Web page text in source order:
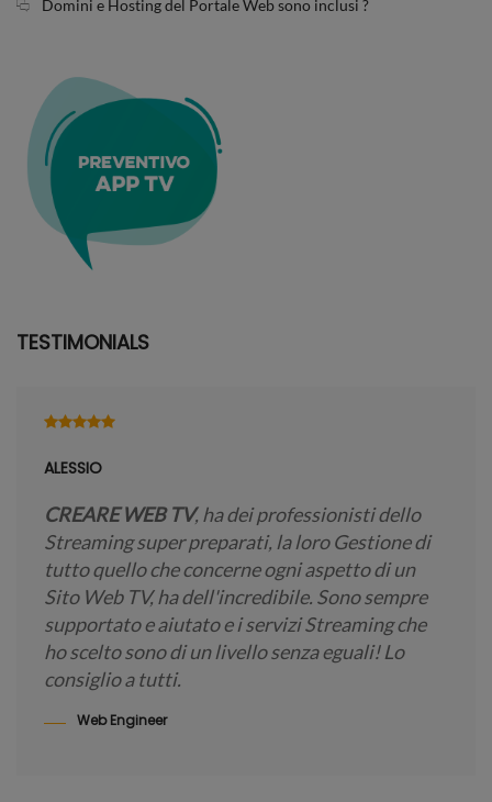
Domini e Hosting del Portale Web sono inclusi ?
TESTIMONIALS
ALESSIO
CREARE WEB TV, ha dei professionisti dello
Streaming super preparati, la loro Gestione di
tutto quello che concerne ogni aspetto di un
Sito Web TV, ha dell'incredibile. Sono sempre
supportato e aiutato e i servizi Streaming che
ho scelto sono di un livello senza eguali! Lo
consiglio a tutti.
Web Engineer